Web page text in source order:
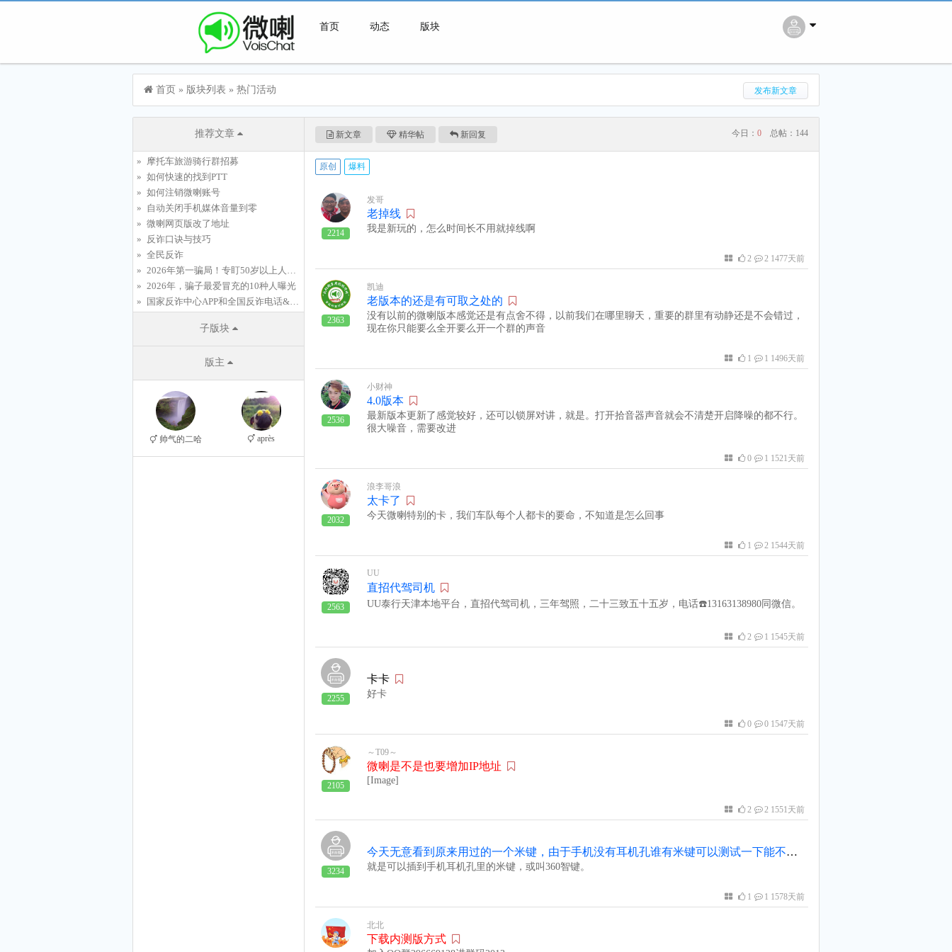
首页 动态 版块
搜 索
首页 » 版块列表 » 热门活动 发布新文章
推荐文章
摩托车旅游骑行群招募
如何快速的找到PTT
如何注销微喇账号
自动关闭手机媒体音量到零
微喇网页版改了地址
反诈口诀与技巧
全民反诈
2026年第一骗局！专盯50岁以上人群，有人已倾家荡产…
2026年，骗子最爱冒充的10种人曝光
国家反诈中心APP和全国反诈电话&quot;96110&quot;推广宣传
子版块
版主
帅气的二哈 après
新文章 精华帖 新回复 今日： 0 总帖： 144
原创 爆料
2214
发哥
老掉线
我是新玩的，怎么时间长不用就掉线啊
2 2 1477天前
2363
凯迪
老版本的还是有可取之处的
没有以前的微喇版本感觉还是有点舍不得，以前我们在哪里聊天，重要的群里有动静还是不会错过，
现在你只能要么全开要么开一个群的声音
1 1 1496天前
2536
小财神
4.0版本
最新版本更新了感觉较好，还可以锁屏对讲，就是。打开拾音器声音就会不清楚开启降噪的都不行。
很大噪音，需要改进
0 1 1521天前
2032
浪李哥浪
太卡了
今天微喇特别的卡，我们车队每个人都卡的要命，不知道是怎么回事
1 2 1544天前
2563
UU
直招代驾司机
UU泰行天津本地平台，直招代驾司机，三年驾照，二十三致五十五岁，电话☎️13163138980同微信。
2 1 1545天前
2255
卡卡
好卡
0 0 1547天前
2105
～T09～
微喇是不是也要增加IP地址
[Image]
2 2 1551天前
3234
今天无意看到原来用过的一个米键，由于手机没有耳机孔谁有米键可以测试一下能不能起麦。
就是可以插到手机耳机孔里的米键，或叫360智键。
1 1 1578天前
北北
下载内测版方式